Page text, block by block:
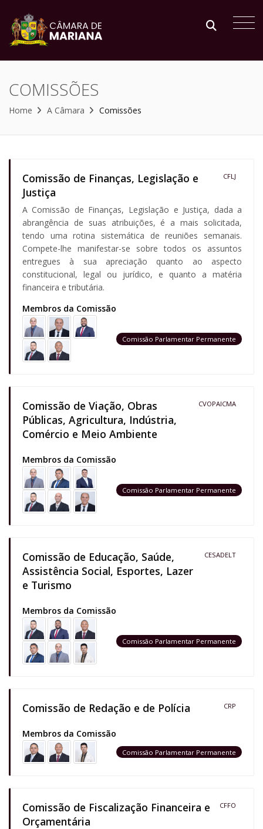
COMISSÕES
Home A Câmara Comissões
Comissão de Finanças, Legislação e
Justiça
CFLJ
A Comissão de Finanças, Legislação e Justiça, dada a
abrangência de suas atribuições, é a mais solicitada,
tendo uma rotina sistemática de reuniões semanais.
Compete-lhe manifestar-se sobre todos os assuntos
entregues à sua apreciação quanto ao aspecto
constitucional, legal ou jurídico, e quanto a matéria
financeira e tributária.
Membros da Comissão
Comissão Parlamentar Permanente
Comissão de Viação, Obras
Públicas, Agricultura, Indústria,
Comércio e Meio Ambiente
CVOPAICMA
Membros da Comissão
Comissão Parlamentar Permanente
Comissão de Educação, Saúde,
Assistência Social, Esportes, Lazer
e Turismo
CESADELT
Membros da Comissão
Comissão Parlamentar Permanente
Comissão de Redação e de Polícia CRP
Membros da Comissão
Comissão Parlamentar Permanente
Comissão de Fiscalização Financeira e
Orçamentária
CFFO